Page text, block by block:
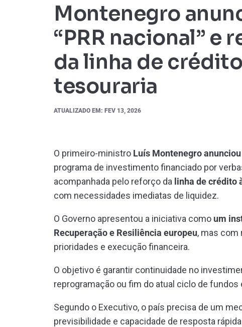
Montenegro
“PRR nacional” e
da linha de
tesouraria
ATUALIZADO EM: FEV 13, 2026
O primeiro-ministro Luís Montenegro
programa de investimento financiado por
acompanhada pelo reforço da linha de crédito
com necessidades imediatas de liquidez.
O Governo apresentou a iniciativa como um
Recuperação e Resiliência europeu, mas com
prioridades e execução financeira.
O objetivo é garantir continuidade no
reprogramação ou fim do atual ciclo de fundos
Segundo o Executivo, o país precisa de um
previsibilidade e capacidade de resposta